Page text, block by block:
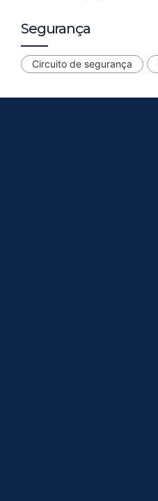
Segurança
Circuito de segurança